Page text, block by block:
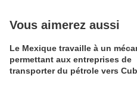
Vous aimerez aussi
Le Mexique travaille à un
permettant aux entreprises de
transporter du pétrole vers